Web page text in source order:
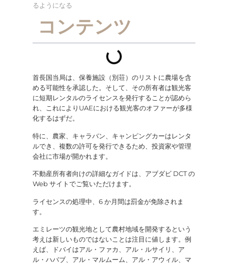
るようになる
コンテンツ
首長国当局は、保養施設（別荘）のリストに農場を含
める可能性を承認した。そして、その所有者は観光客
に短期レンタルのライセンスを発行することが認めら
れ、これによりUAEにおける観光客のオファーが多様
化するはずだ。
特に、農家、キャラバン、キャンピングカーはレンタ
ルでき、複数の許可を発行できるため、投資家や管理
会社に市場が開かれます。
不動産所有者向けの詳細なガイドは、アブダビ DCT の
Web サイトでご覧いただけます。
ライセンスの処理中、6 か月間は罰金が免除されま
す。
エミレーツの観光地として農村地域を開発するという
考えは新しいものではないことは注目に値します。例
えば、ドバイはアル・ファカ、アル・ルサイリ、ア
ル・ハバブ、アル・マルムーム、アル・アウィル、マ